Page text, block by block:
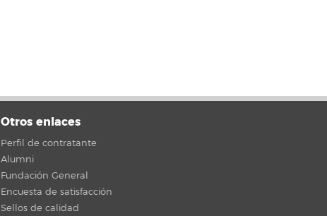
Otros enlaces
Perfil de contratante
Alumni
Fundación General
Encuesta de satisfacción
Sellos de calidad